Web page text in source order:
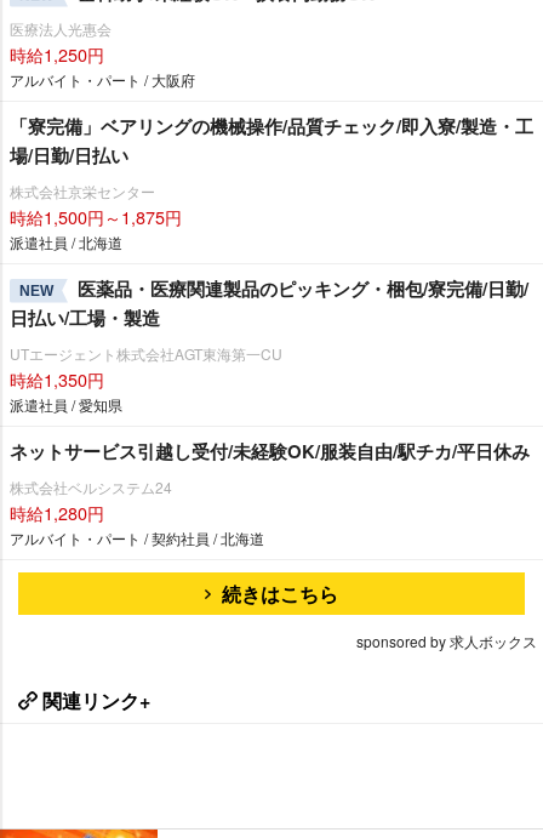
医療法人光惠会
時給1,250円
アルバイト・パート / 大阪府
「寮完備」ベアリングの機械操作/品質チェック/即入寮/製造・工
場/日勤/日払い
株式会社京栄センター
時給1,500円～1,875円
派遣社員 / 北海道
NEW
医薬品・医療関連製品のピッキング・梱包/寮完備/日勤/
日払い/工場・製造
UTエージェント株式会社AGT東海第一CU
時給1,350円
派遣社員 / 愛知県
ネットサービス引越し受付/未経験OK/服装自由/駅チカ/平日休み
株式会社ベルシステム24
時給1,280円
アルバイト・パート / 契約社員 / 北海道
続きはこちら
sponsored by 求人ボックス
関連リンク+